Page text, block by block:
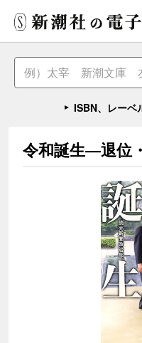
ISBN、レーベ
令和誕生―退位